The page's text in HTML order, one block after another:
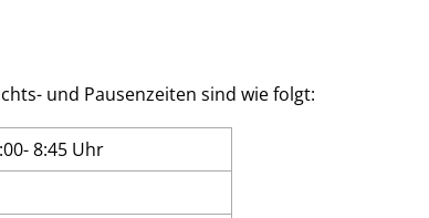
und Pausenzeiten sind wie folgt:
8:45 Uhr